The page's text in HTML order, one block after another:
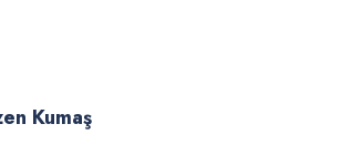
Kumaş